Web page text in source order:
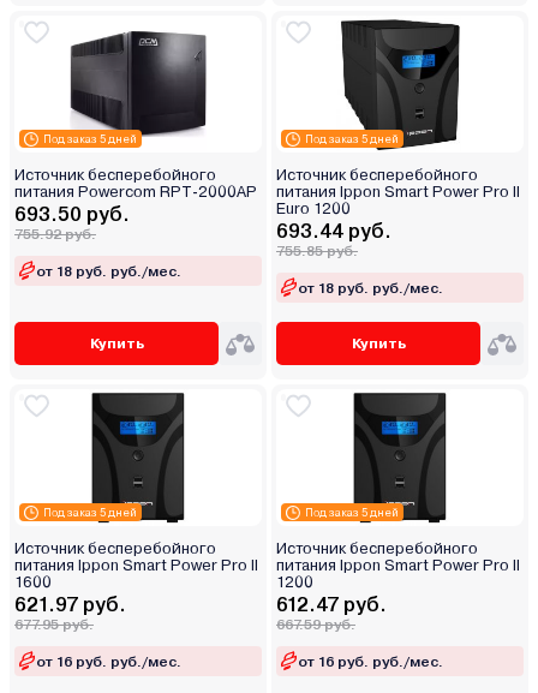
Под заказ 5 дней
Источник бесперебойного
питания Powercom RPT-2000AP
693.50 руб.
755.92 руб.
от 18 руб. руб./мес.
Купить
Под заказ 5 дней
Источник бесперебойного
питания Ippon Smart Power Pro II
Euro 1200
693.44 руб.
755.85 руб.
от 18 руб. руб./мес.
Купить
Под заказ 5 дней
Источник бесперебойного
питания Ippon Smart Power Pro II
1600
621.97 руб.
677.95 руб.
от 16 руб. руб./мес.
Под заказ 5 дней
Источник бесперебойного
питания Ippon Smart Power Pro II
1200
612.47 руб.
667.59 руб.
от 16 руб. руб./мес.